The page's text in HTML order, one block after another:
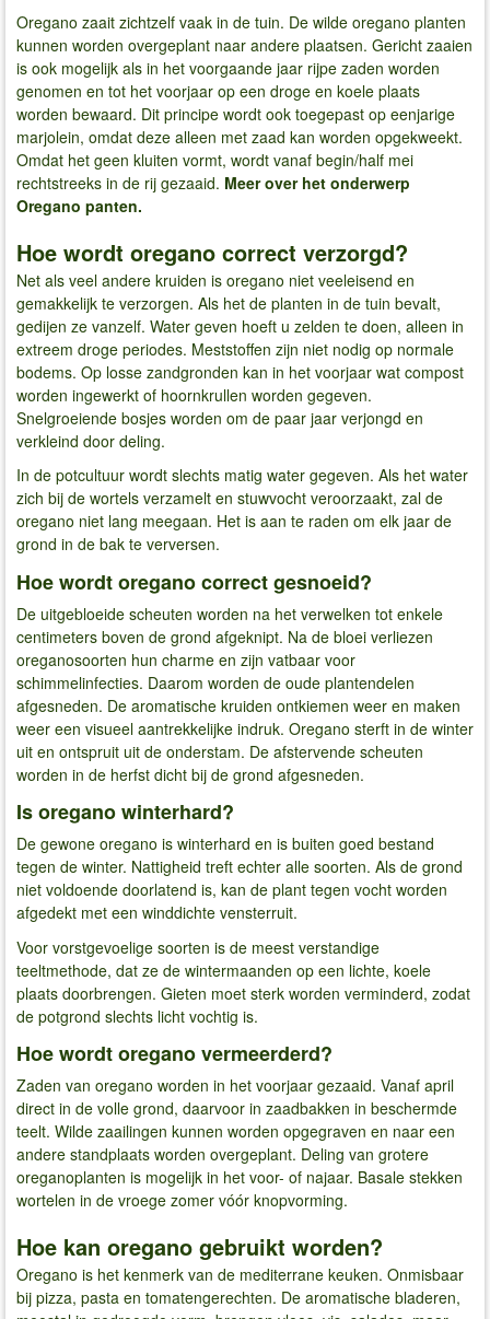
Oregano zaait zichtzelf vaak in de tuin. De wilde oregano planten
kunnen worden overgeplant naar andere plaatsen. Gericht zaaien
is ook mogelijk als in het voorgaande jaar rijpe zaden worden
genomen en tot het voorjaar op een droge en koele plaats
worden bewaard. Dit principe wordt ook toegepast op eenjarige
marjolein, omdat deze alleen met zaad kan worden opgekweekt.
Omdat het geen kluiten vormt, wordt vanaf begin/half mei
rechtstreeks in de rij gezaaid. Meer over het onderwerp
Oregano panten.
Hoe wordt oregano correct verzorgd?
Net als veel andere kruiden is oregano niet veeleisend en
gemakkelijk te verzorgen. Als het de planten in de tuin bevalt,
gedijen ze vanzelf. Water geven hoeft u zelden te doen, alleen in
extreem droge periodes. Meststoffen zijn niet nodig op normale
bodems. Op losse zandgronden kan in het voorjaar wat compost
worden ingewerkt of hoornkrullen worden gegeven.
Snelgroeiende bosjes worden om de paar jaar verjongd en
verkleind door deling.
In de potcultuur wordt slechts matig water gegeven. Als het water
zich bij de wortels verzamelt en stuwvocht veroorzaakt, zal de
oregano niet lang meegaan. Het is aan te raden om elk jaar de
grond in de bak te verversen.
Hoe wordt oregano correct gesnoeid?
De uitgebloeide scheuten worden na het verwelken tot enkele
centimeters boven de grond afgeknipt. Na de bloei verliezen
oreganosoorten hun charme en zijn vatbaar voor
schimmelinfecties. Daarom worden de oude plantendelen
afgesneden. De aromatische kruiden ontkiemen weer en maken
weer een visueel aantrekkelijke indruk. Oregano sterft in de winter
uit en ontspruit uit de onderstam. De afstervende scheuten
worden in de herfst dicht bij de grond afgesneden.
Is oregano winterhard?
De gewone oregano is winterhard en is buiten goed bestand
tegen de winter. Nattigheid treft echter alle soorten. Als de grond
niet voldoende doorlatend is, kan de plant tegen vocht worden
afgedekt met een winddichte vensterruit.
Voor vorstgevoelige soorten is de meest verstandige
teeltmethode, dat ze de wintermaanden op een lichte, koele
plaats doorbrengen. Gieten moet sterk worden verminderd, zodat
de potgrond slechts licht vochtig is.
Hoe wordt oregano vermeerderd?
Zaden van oregano worden in het voorjaar gezaaid. Vanaf april
direct in de volle grond, daarvoor in zaadbakken in beschermde
teelt. Wilde zaailingen kunnen worden opgegraven en naar een
andere standplaats worden overgeplant. Deling van grotere
oreganoplanten is mogelijk in het voor- of najaar. Basale stekken
wortelen in de vroege zomer vóór knopvorming.
Hoe kan oregano gebruikt worden?
Oregano is het kenmerk van de mediterrane keuken. Onmisbaar
bij pizza, pasta en tomatengerechten. De aromatische bladeren,